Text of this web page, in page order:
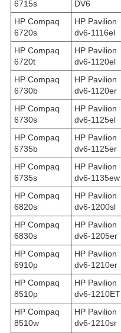
6715s
DV6
HP Compaq
6720s
HP Pavilion
dv6-1116el
HP Compaq
6720t
HP Pavilion
dv6-1120el
HP Compaq
6730b
HP Pavilion
dv6-1120er
HP Compaq
6730s
HP Pavilion
dv6-1125el
HP Compaq
6735b
HP Pavilion
dv6-1125er
HP Compaq
6735s
HP Pavilion
dv6-1135ew
HP Compaq
6820s
HP Pavilion
dv6-1200sl
HP Compaq
6830s
HP Pavilion
dv6-1205er
HP Compaq
6910p
HP Pavilion
dv6-1210er
HP Compaq
8510p
HP Pavilion
dv6-1210ET
HP Compaq
8510w
HP Pavilion
dv6-1210sr